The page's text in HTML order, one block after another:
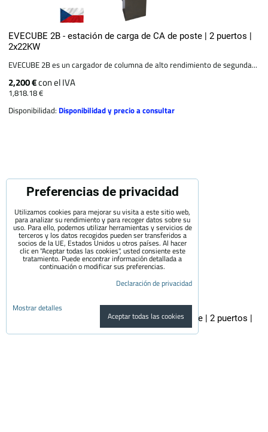
EVECUBE 2B - estación de carga de CA de poste | 2 puertos |
2x22KW
EVECUBE 2B es un cargador de columna de alto rendimiento de segunda...
2,200 €con el IVA
1,818.18 €
Disponibilidad: Disponibilidad y precio a consultar
EVECUBE 2C - estación de carga de CA de poste | 2 puertos |
Preferencias de privacidad
Utilizamos cookies para mejorar su visita a este sitio web,
para analizar su rendimiento y para recoger datos sobre su
uso. Para ello, podemos utilizar herramientas y servicios de
terceros y los datos recogidos pueden ser transferidos a
socios de la UE, Estados Unidos u otros países. Al hacer
clic en "Aceptar todas las cookies", usted consiente este
tratamiento. Puede encontrar información detallada a
continuación o modificar sus preferencias.
Declaración de privacidad
Mostrar detalles
Aceptar todas las cookies